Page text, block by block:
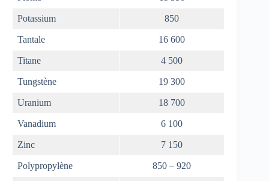
Potassium 850
Tantale 16 600
Titane 4 500
Tungstène 19 300
Uranium 18 700
Vanadium 6 100
Zinc 7 150
Polypropylène 850 – 920